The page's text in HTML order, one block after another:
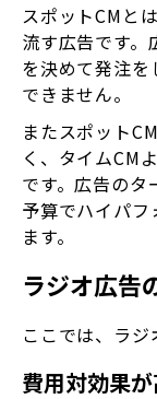
スポットCMと
流す広告です。
を決めて発注
できません。
またスポット
く、タイムCM
です。広告のタ
予算でハイパフ
ます。
ラジオ広告
ここでは、ラジ
費用対効果